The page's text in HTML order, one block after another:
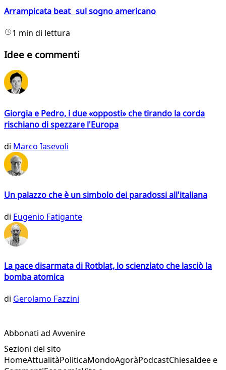
Arrampicata beat sul sogno americano
1 min di lettura
Idee e commenti
Giorgia e Pedro, i due «opposti» che tirando la corda
rischiano di spezzare l'Europa
di Marco Iasevoli
Un palazzo che è un simbolo dei paradossi all'italiana
di Eugenio Fatigante
La pace disarmata di Rotblat, lo scienziato che lasciò la
bomba atomica
di Gerolamo Fazzini
Abbonati ad Avvenire
Sezioni del sito
HomeAttualitàPoliticaMondoAgoràPodcastChiesaIdee e